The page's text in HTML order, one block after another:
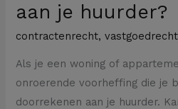
aan je huurder?
contractenrecht,vastgoedrecht
Als je een woning of
onroerende voorheffing die je
doorrekenen aan je huurder.